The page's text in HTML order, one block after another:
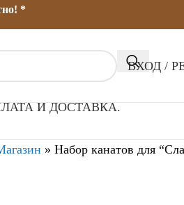
*
ВХОД /
И ДОСТАВКА.
» Набор канатов для